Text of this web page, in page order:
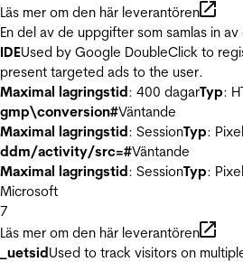
Läs mer om den här leverantören
En del av de uppgifter som samlas in
IDEUsed by Google DoubleClick to
present targeted ads to the user.
Maximal lagringstid: 400 dagarTyp:
gmp\conversion#Väntande
Maximal lagringstid: SessionTyp:
ddm/activity/src=#Väntande
Maximal lagringstid: SessionTyp:
Microsoft
7
Läs mer om den här leverantören
_uetsidUsed to track visitors on